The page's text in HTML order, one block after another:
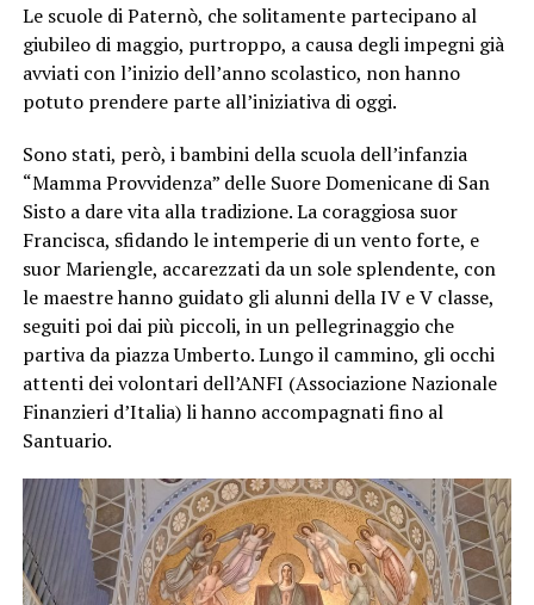
Le scuole di Paternò, che solitamente partecipano al
giubileo di maggio, purtroppo, a causa degli impegni già
avviati con l’inizio dell’anno scolastico, non hanno
potuto prendere parte all’iniziativa di oggi.
Sono stati, però, i bambini della scuola dell’infanzia
“Mamma Provvidenza” delle Suore Domenicane di San
Sisto a dare vita alla tradizione. La coraggiosa suor
Francisca, sfidando le intemperie di un vento forte, e
suor Mariengle, accarezzati da un sole splendente, con
le maestre hanno guidato gli alunni della IV e V classe,
seguiti poi dai più piccoli, in un pellegrinaggio che
partiva da piazza Umberto. Lungo il cammino, gli occhi
attenti dei volontari dell’ANFI (Associazione Nazionale
Finanzieri d’Italia) li hanno accompagnati fino al
Santuario.